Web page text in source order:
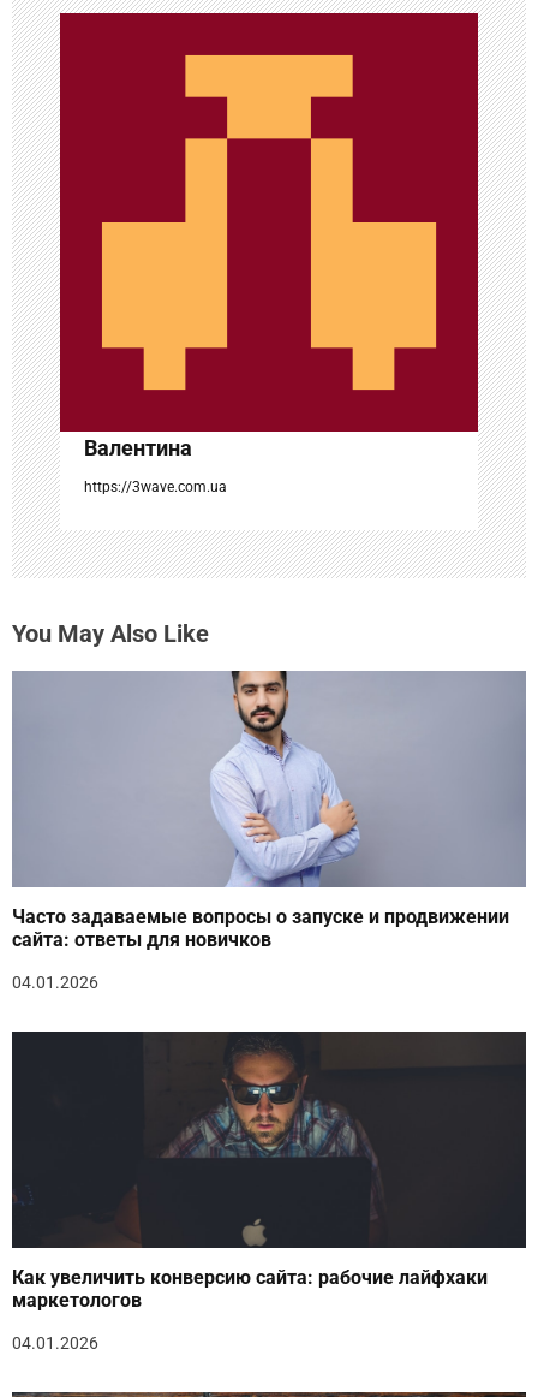
ц
и
я
п
о
з
а
п
и
с
я
м
Валентина
https://3wave.com.ua
You May Also Like
Часто задаваемые вопросы о запуске и продвижении
сайта: ответы для новичков
04.01.2026
Как увеличить конверсию сайта: рабочие лайфхаки
маркетологов
04.01.2026